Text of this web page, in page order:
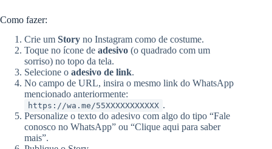
Como fazer:
Crie um Story no Instagram como de costume.
Toque no ícone de adesivo (o quadrado com um
sorriso) no topo da tela.
Selecione o adesivo de link.
No campo de URL, insira o mesmo link do WhatsApp
mencionado anteriormente:
https://wa.me/55XXXXXXXXXXX .
Personalize o texto do adesivo com algo do tipo “Fale
conosco no WhatsApp” ou “Clique aqui para saber
mais”.